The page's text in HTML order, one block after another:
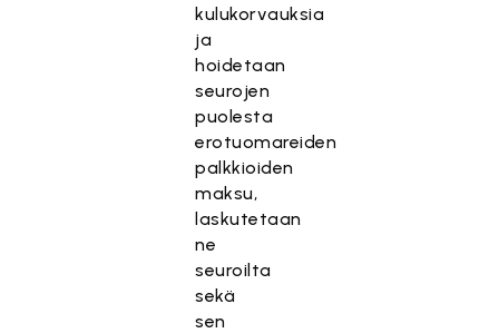
kulukorvauksia
ja
hoidetaan
seurojen
puolesta
erotuomareiden
palkkioiden
maksu,
laskutetaan
ne
seuroilta
sekä
sen